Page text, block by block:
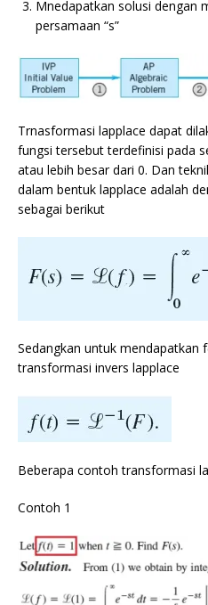
Mnedapatkan solusi dengan
persamaan “s”
Trnasformasi lapplace dapat
fungsi tersebut terdefinisi pada
atau lebih besar dari 0. Dan
dalam bentuk lapplace adalah
sebagai berikut
Sedangkan untuk mendapatkan
transformasi invers lapplace
Beberapa contoh transformasi
Contoh 1